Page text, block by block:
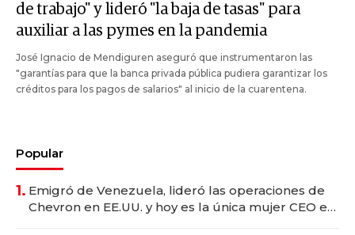
de trabajo" y lideró "la baja de tasas" para
auxiliar a las pymes en la pandemia
José Ignacio de Mendiguren aseguró que instrumentaron las
"garantías para que la banca privada pública pudiera garantizar los
créditos para los pagos de salarios" al inicio de la cuarentena.
Popular
1. Emigró de Venezuela, lideró las operaciones de
Chevron en EE.UU. y hoy es la única mujer CEO en